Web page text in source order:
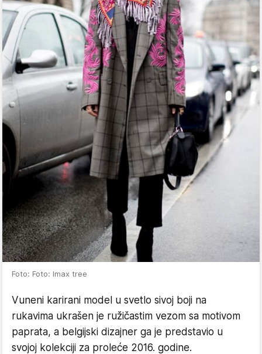
Foto: Foto: Imax tree
Vuneni karirani model u svetlo sivoj boji na
rukavima ukrašen je ružičastim vezom sa motivom
paprata, a belgijski dizajner ga je predstavio u
svojoj kolekciji za proleće 2016. godine.